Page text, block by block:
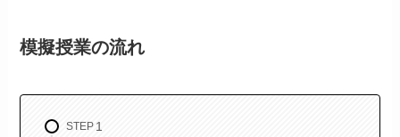
模擬授業の流れ
STEP